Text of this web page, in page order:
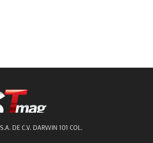
DE C.V. DARWIN 101 COL.